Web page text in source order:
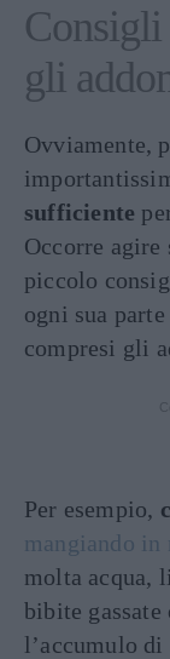
Consigli
gli
Ovviamente,
sufficiente
Occorre
piccolo
ogni sua
compresi gli
Per esempio,
mangiando in
molta acqua,
bibite
l’accumulo di